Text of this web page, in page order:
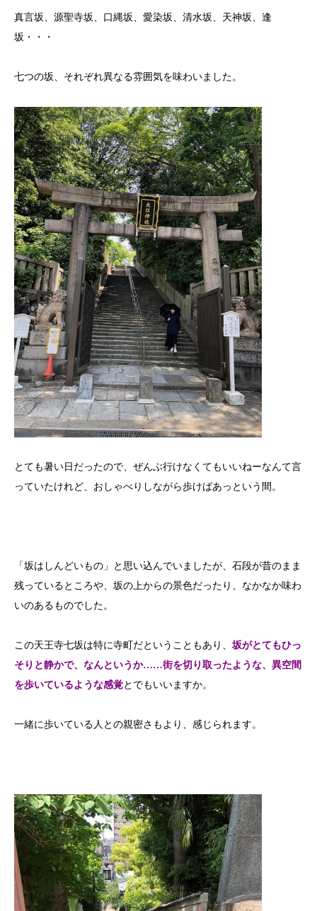
真言坂、源聖寺坂、口縄坂、愛染坂、清水坂、天神坂、逢
坂・・・
七つの坂、それぞれ異なる雰囲気を味わいました。
とても暑い日だったので、ぜんぶ行けなくてもいいねーなんて言
っていたけれど、おしゃべりしながら歩けばあっという間。
「坂はしんどいもの」と思い込んでいましたが、石段が昔のまま
残っているところや、坂の上からの景色だったり、なかなか味わ
いのあるものでした。
この天王寺七坂は特に寺町だということもあり、坂がとてもひっ
そりと静かで、なんというか……街を切り取ったような、異空間
を歩いているような感覚とでもいいますか。
一緒に歩いている人との親密さもより、感じられます。